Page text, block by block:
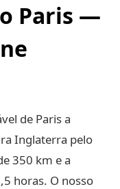
Paris —
de Paris a
Inglaterra pelo
350 km e a
horas. O nosso